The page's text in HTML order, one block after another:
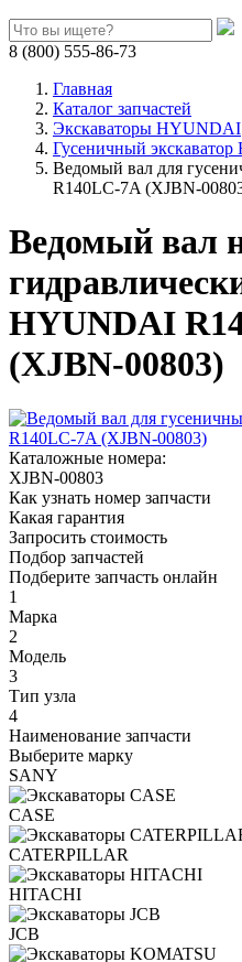
8 (800) 555-86-73
Главная
Каталог запчастей
Экскаваторы HYUNDAI
Гусеничный
Ведомый вал для
R140LC-7A (XJBN-
Ведомый вал
HYUNDAI
(XJBN-00803)
Каталожные номера:
XJBN-00803
Как узнать номер запчасти
Какая гарантия
Запросить стоимость
Подбор запчастей
Подберите запчасть онлайн
1
Марка
2
Модель
3
Тип узла
4
Наименование запчасти
Выберите марку
SANY
CASE
CATERPILLAR
HITACHI
JCB